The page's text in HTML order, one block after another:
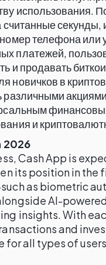
использования.
считанные секунды,
телефона
платежей,
и продавать
новичков в
различными
и
2026
Cash App is
its position in the
as biometric
AI-
insights. With
and
for all types of